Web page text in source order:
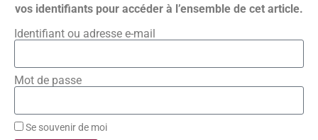
vos identifiants pour accéder à l’ensemble de cet article.
Identifiant ou adresse e-mail
Mot de passe
Se souvenir de moi